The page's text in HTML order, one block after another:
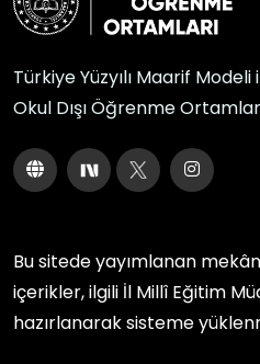
Türkiye Yüzyılı Maarif Modeli
Okul Dışı Öğrenme
Bu sitede yayımlanan
içerikler, ilgili İl Millî Eğitim
hazırlanarak sisteme